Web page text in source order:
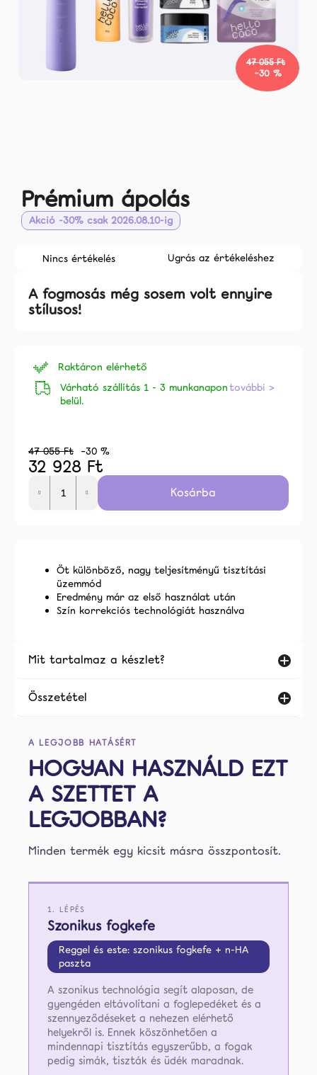
átlagos
értékelése
5-
Nincs értékelés Ugrás az értékeléshez
Prémium ápolás
Akció -30% csak 2026.08.10-ig
A fogmosás még sosem volt ennyire
stílusos!
Raktáron elérhető
Várható szállítás 1 - 3 munkanapon
belül.
további >
47 055 Ft –30 %
32 928 Ft
Kosárba
Öt különböző, nagy teljesítményű tisztítási
üzemmód
Eredmény már az első használat után
Szín korrekciós technológiát használva
Mit tartalmaz a készlet?
Összetétel
47 055 Ft
–30 %
A LEGJOBB HATÁSÉRT
HOGYAN HASZNÁLD EZT
A SZETTET A
LEGJOBBAN?
Minden termék egy kicsit másra összpontosít.
1. LÉPÉS
Szonikus fogkefe
Reggel és este: szonikus fogkefe + n-HA
paszta
A szonikus technológia segít alaposan, de
gyengéden eltávolítani a foglepedéket és a
szennyeződéseket a nehezen elérhető
helyekről is. Ennek köszönhetően a
mindennapi tisztítás egyszerűbb, a fogak
pedig simák, tiszták és üdék maradnak.